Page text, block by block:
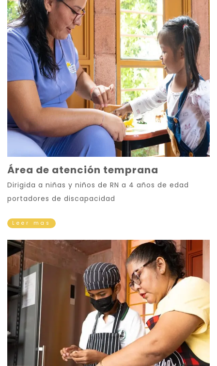
Área de atención temprana
Dirigida a niñas y niños de RN a 4 años de edad
portadores de discapacidad
Leer mas